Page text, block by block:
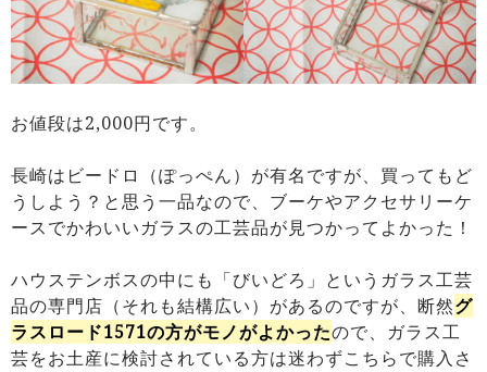
お値段は2,000円です。
長崎はビードロ（ぽっぺん）が有名ですが、買ってもど
うしよう？と思う一品なので、ブーケやアクセサリーケ
ースでかわいいガラスの工芸品が見つかってよかった！
ハウステンボスの中にも「びいどろ」というガラス工芸
品の専門店（それも結構広い）があるのですが、断然グ
ラスロード1571の方がモノがよかったので、ガラス工
芸をお土産に検討されている方は迷わずこちらで購入さ